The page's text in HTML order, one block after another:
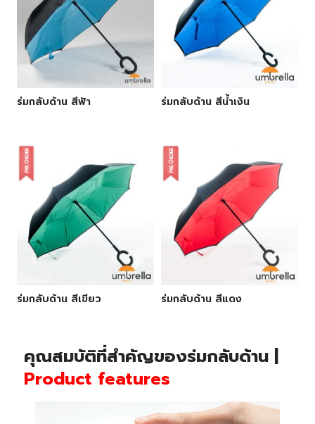
ร่มกลับด้าน สีฟ้า ร่มกลับด้าน สีน้ำเงิน
ร่มกลับด้าน สีเขียว ร่มกลับด้าน สีแดง
คุณสมบัติที่สำคัญของร่มกลับด้าน |
Product features